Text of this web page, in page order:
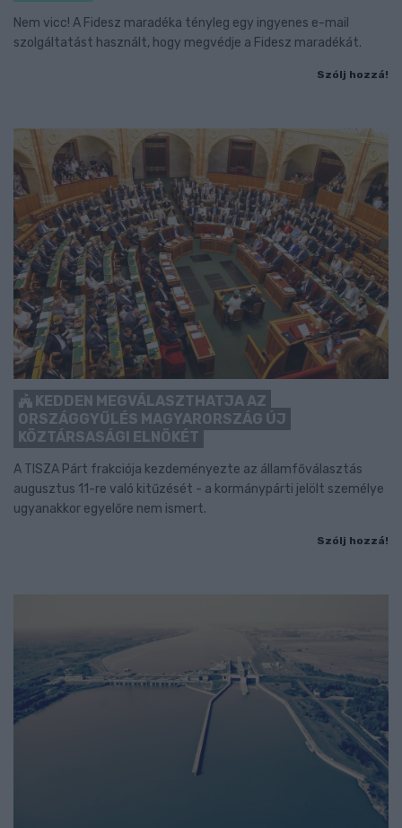
Nem vicc! A Fidesz maradéka tényleg egy ingyenes e-mail
szolgáltatást használt, hogy megvédje a Fidesz maradékát.
Szólj hozzá!
KEDDEN MEGVÁLASZTHATJA AZ
ORSZÁGGYŰLÉS MAGYARORSZÁG ÚJ
KÖZTÁRSASÁGI ELNÖKÉT
A TISZA Párt frakciója kezdeményezte az államfőválasztás
augusztus 11-re való kitűzését - a kormánypárti jelölt személye
ugyanakkor egyelőre nem ismert.
Szólj hozzá!